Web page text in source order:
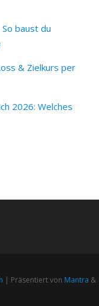
baust du
& Zielkurs per
2026: Welches
| Präsentiert von Mantra &